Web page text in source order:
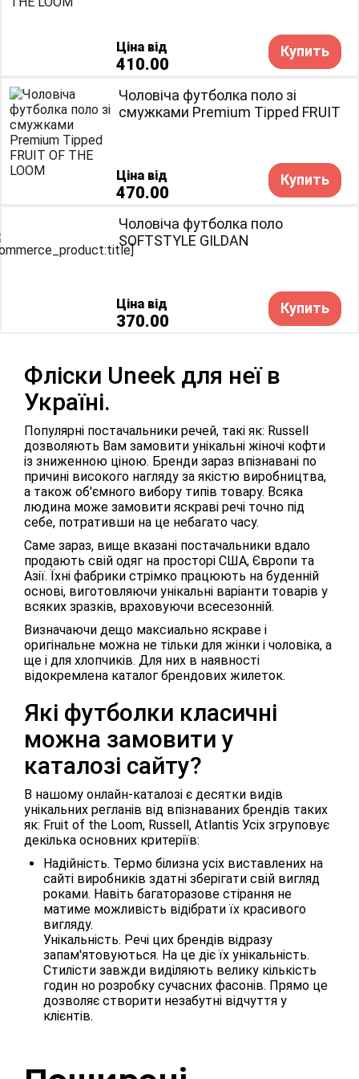
Ціна від
410.00
Купить
Чоловіча футболка поло зі
смужками Premium Тipped FRUIT
Ціна від
470.00
Купить
Чоловіча футболка поло
SOFTSTYLE GILDAN
Ціна від
370.00
Купить
Фліски Uneek для неї в
Україні.
Популярні постачальники речей, такі як: Russell
дозволяють Вам замовити унікальні жіночі кофти
із зниженною ціною. Бренди зараз впізнавані по
причині високого нагляду за якістю виробництва,
а також об'ємного вибору типів товару. Всяка
людина може замовити яскраві речі точно під
себе, потративши на це небагато часу.
Саме зараз, вище вказані постачальники вдало
продають свій одяг на просторі США, Європи та
Азії. Їхні фабрики стрімко працюють на буденній
основі, виготовляючи унікальні варіанти товарів у
всяких зразків, враховуючи всесезонній.
Визначаючи дещо максиально яскраве і
оригінальне можна не тільки для жінки і чоловіка, а
ще і для хлопчиків. Для них в наявності
відокремлена каталог брендових жилеток.
Які футболки класичні
можна замовити у
каталозі сайту?
В нашому онлайн-каталозі є десятки видів
унікальних регланів від впізнаваних брендів таких
як: Fruit of the Loom, Russell, Atlantis Усіх згруповує
декілька основних критеріїв:
Надійність. Термо білизна усіх виставлених на
сайті виробників здатні зберігати свій вигляд
роками. Навіть багаторазове стірання не
матиме можливість відібрати їх красивого
вигляду.
Унікальність. Речі цих брендів відразу
запам'ятовуються. На це діє їх унікальність.
Стилісти завжди виділяють велику кількість
годин но розробку сучасних фасонів. Прямо це
дозволяє створити незабутні відчуття у
клієнтів.